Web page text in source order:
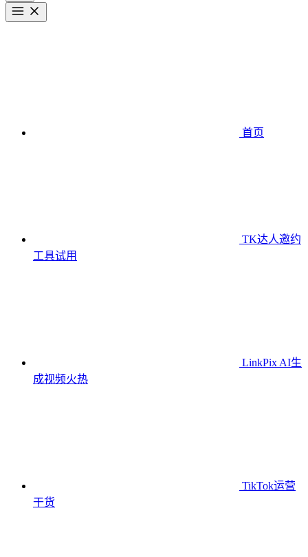
首页
TK达人邀约
工具试用
LinkPix AI生
成视频火热
TikTok运营
干货